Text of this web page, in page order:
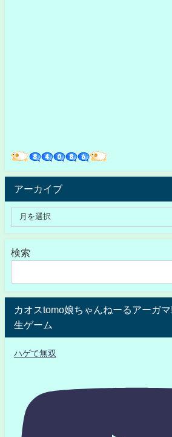
アーカイブ
検索
カオスtomo娘ちゃんねーるアーガ
生ゲーム
ハゲて無双